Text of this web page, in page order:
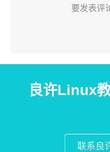
要发表评
良许Linux
联系良